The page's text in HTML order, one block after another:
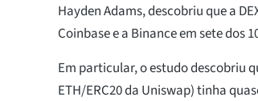
Hayden Adams, descobriu que a
Coinbase e a Binance em sete dos
Em particular, o estudo descobriu
ETH/ERC20 da Uniswap) tinha